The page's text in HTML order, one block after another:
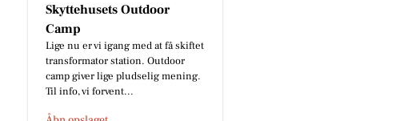
BP Green Garden
🌿Skal hækken stå skarpt? Kontant
os på 91 96 76 97📞 eller send en
besked.🌿
Åbn opslaget